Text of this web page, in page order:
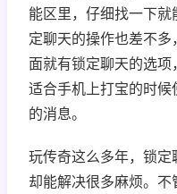
能区里，仔细找一下
定聊天的操作也差不
面就有锁定聊天的选项
适合手机上打宝的时
的消息。
玩传奇这么多年，锁定
却能解决很多麻烦。